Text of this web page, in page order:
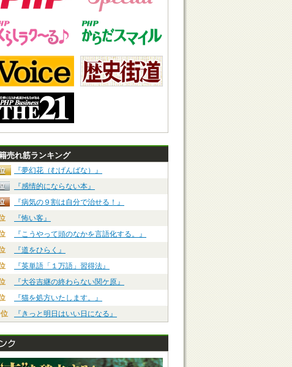
売れ筋ランキング
『夢幻花（むげんばな）』
『感情的にならない本』
『病気の９割は自分で治せる！』
『怖い客』
『こうやって頭のなかを言語化する。』
『道をひらく』
『英単語「１万語」習得法』
『大谷吉継の終わらない関ケ原』
『猫を処方いたします。』
『きっと明日はいい日になる』